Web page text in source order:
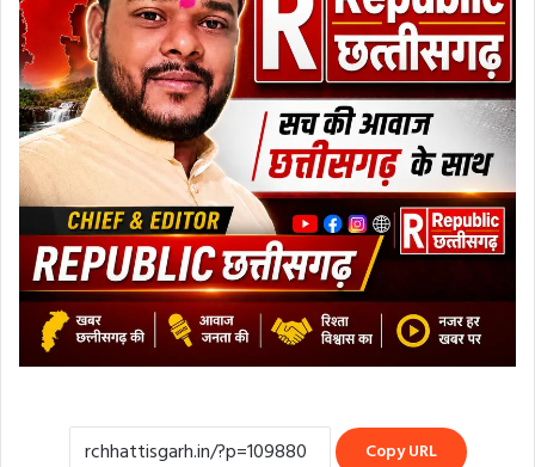
Copy URL